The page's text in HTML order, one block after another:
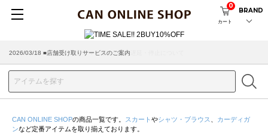
カート
0
BRAND
2026/07/29 ■【お知らせ】ヤマト運輸の配送遅延・停止について
2026/03/18 ■店舗受け取りサービスのご案内
CAN ONLINE SHOPの商品一覧です。 スカート やシャツ・ブラウス
カーディガ
ンなど定番アイテムを取り揃えております。